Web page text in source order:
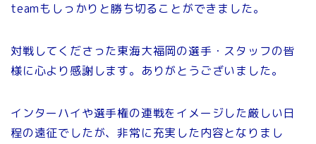
teamもしっかりと勝ち切ることができました。
対戦してくださった東海大福岡の選手・スタッフの皆
様に心より感謝します。ありがとうございました。
インターハイや選手権の連戦をイメージした厳しい日
程の遠征でしたが、非常に充実した内容となりまし